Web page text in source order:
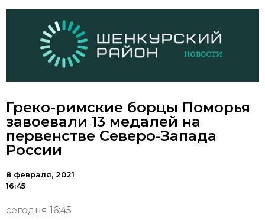
Греко-римские борцы Поморья
завоевали 13 медалей на
первенстве Северо-Запада
России
8 февраля, 2021
16:45
сегодня 16:45